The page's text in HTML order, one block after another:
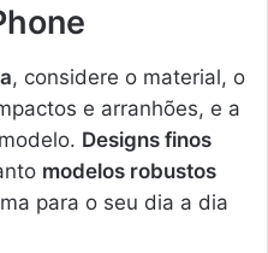
, considere o material, o
e arranhões, e a
Designs finos
modelos robustos
para o seu dia a dia